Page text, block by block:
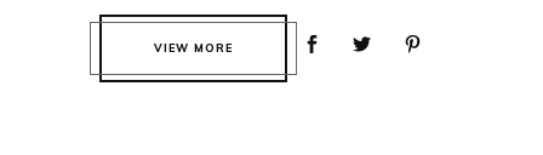
VIEW MORE